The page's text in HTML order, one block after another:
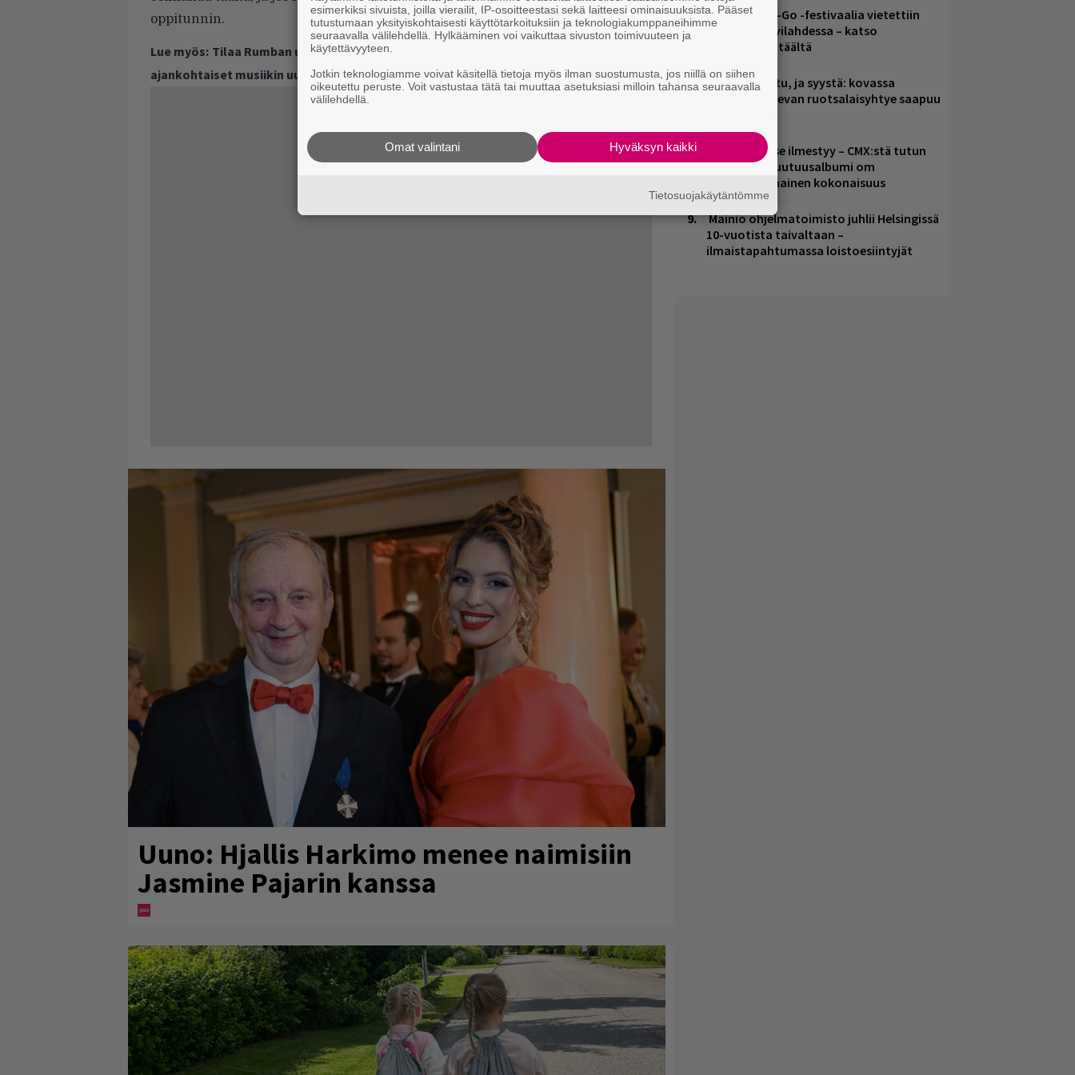
oppitunnin.
Lue myös: Tilaa Rumban uutiskirje ja tiedät mistä kahvitauolla puhutaan! Nappaa
ajankohtaiset musiikin uutiset ja puheenaiheet suoraan sähköpostiin tästä.
Uuno: Hjallis Harkimo menee naimisiin
Jasmine Pajarin kanssa
Jytäkesä Go-Go -festivaalia vietettiin
Helsingin Suvilahdessa – katso
kuvagalleria täältä
Kent mainittu, ja syystä: kovassa
nosteessa olevan ruotsalaisyhtye saapuu
Huomenna se ilmestyy – CMX:stä tutun
A.W. Yrjänän uutuusalbumi om
mammuttimainen kokonaisuus
Mainio ohjelmatoimisto juhlii Helsingissä
10-vuotista taivaltaan –
ilmaistapahtumassa loistoesiintyjät
esimerkiksi sivuista, joilla vierailit, IP-osoitteestasi sekä laitteesi ominaisuuksista. Pääset
tutustumaan yksityiskohtaisesti käyttötarkoituksiin ja teknologiakumppaneihimme
seuraavalla välilehdellä. Hylkääminen voi vaikuttaa sivuston toimivuuteen ja
käytettävyyteen.
Jotkin teknologiamme voivat käsitellä tietoja myös ilman suostumusta, jos niillä on siihen
oikeutettu peruste. Voit vastustaa tätä tai muuttaa asetuksiasi milloin tahansa seuraavalla
välilehdellä.
Hyväksyn kaikki
Omat valintani
Tietosuojakäytäntömme